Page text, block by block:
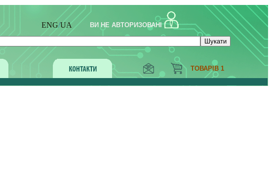
ENG/UA ВИ НЕ АВТОРИЗОВАНІ
ТОВАРІВ 1